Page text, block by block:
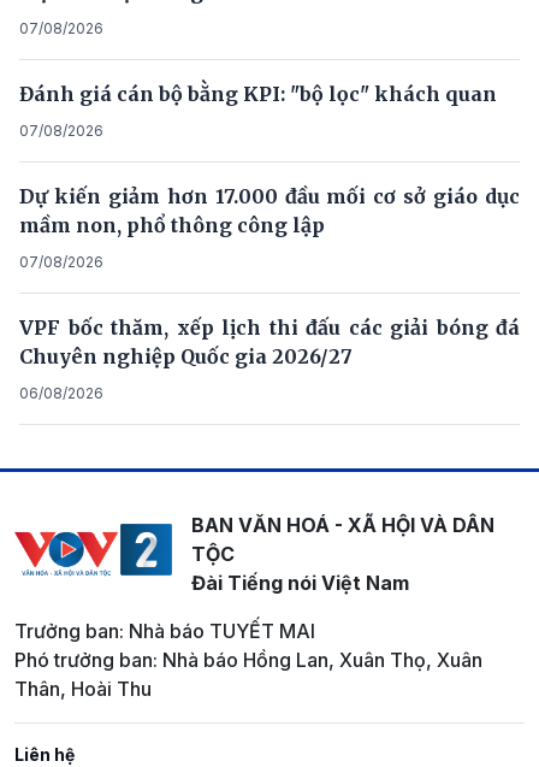
07/08/2026
Đánh giá cán bộ bằng KPI: "bộ lọc" khách quan
07/08/2026
Dự kiến giảm hơn 17.000 đầu mối cơ sở giáo dục
mầm non, phổ thông công lập
07/08/2026
VPF bốc thăm, xếp lịch thi đấu các giải bóng đá
Chuyên nghiệp Quốc gia 2026/27
06/08/2026
BAN VĂN HOÁ - XÃ HỘI VÀ DÂN
TỘC
Đài Tiếng nói Việt Nam
Trưởng ban: Nhà báo TUYẾT MAI
Phó trưởng ban: Nhà báo Hồng Lan, Xuân Thọ, Xuân
Thân, Hoài Thu
Liên hệ